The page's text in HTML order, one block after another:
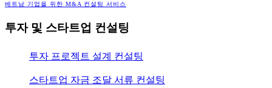
베트남 기업을 위한 M&A 컨설팅 서비스
투자 및 스타트업 컨설팅
투자 프로젝트 설계 컨설팅
스타트업 자금 조달 서류 컨설팅